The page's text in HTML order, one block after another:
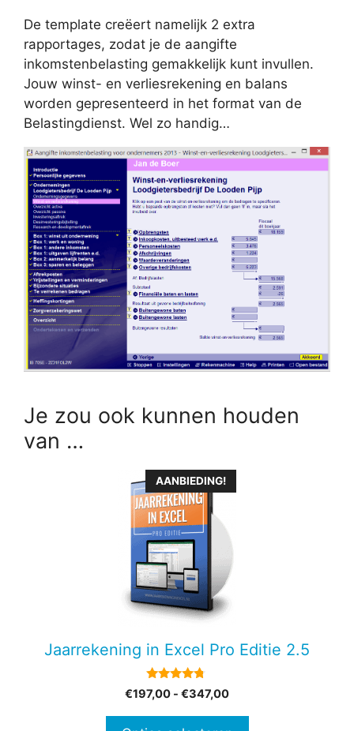
De template creëert namelijk 2 extra
rapportages, zodat je de aangifte
inkomstenbelasting gemakkelijk kunt invullen.
Jouw winst- en verliesrekening en balans
worden gepresenteerd in het format van de
Belastingdienst. Wel zo handig…
Je zou ook kunnen houden
van …
AANBIEDING!
Jaarrekening in Excel Pro Editie 2.5
4.60
van 5
€197,00 - €347,00Prijsklasse:
worden
productpagina